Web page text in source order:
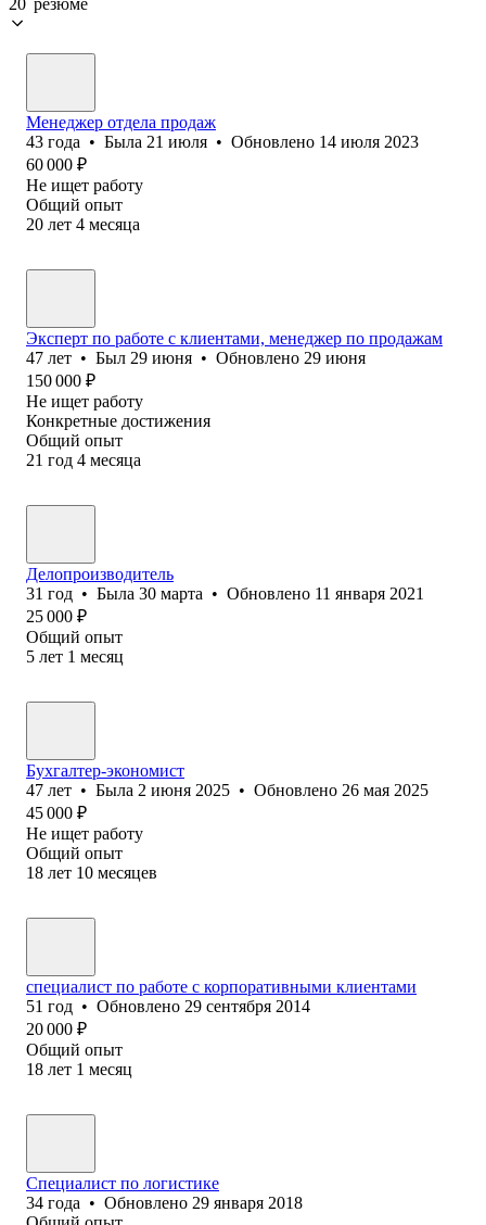
Менеджер отдела продаж
43 года • Была 21 июля • Обновлено 14 июля 2023
60 000 ₽
Не ищет работу
Общий опыт
20 лет 4 месяца
Эксперт по работе с клиентами, менеджер по продажам
47 лет • Был 29 июня • Обновлено 29 июня
150 000 ₽
Не ищет работу
Конкретные достижения
Общий опыт
21 год 4 месяца
Делопроизводитель
31 год • Была 30 марта • Обновлено 11 января 2021
25 000 ₽
Общий опыт
5 лет 1 месяц
Бухгалтер-экономист
47 лет • Была 2 июня 2025 • Обновлено 26 мая 2025
45 000 ₽
Не ищет работу
Общий опыт
18 лет 10 месяцев
специалист по работе с корпоративными клиентами
51 год • Обновлено 29 сентября 2014
20 000 ₽
Общий опыт
18 лет 1 месяц
Специалист по логистике
34 года • Обновлено 29 января 2018